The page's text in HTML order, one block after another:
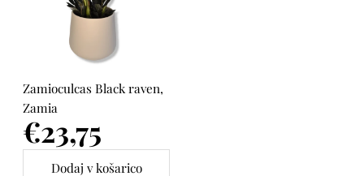
Zamioculcas Black raven,
Zamia
Cena
€23,75